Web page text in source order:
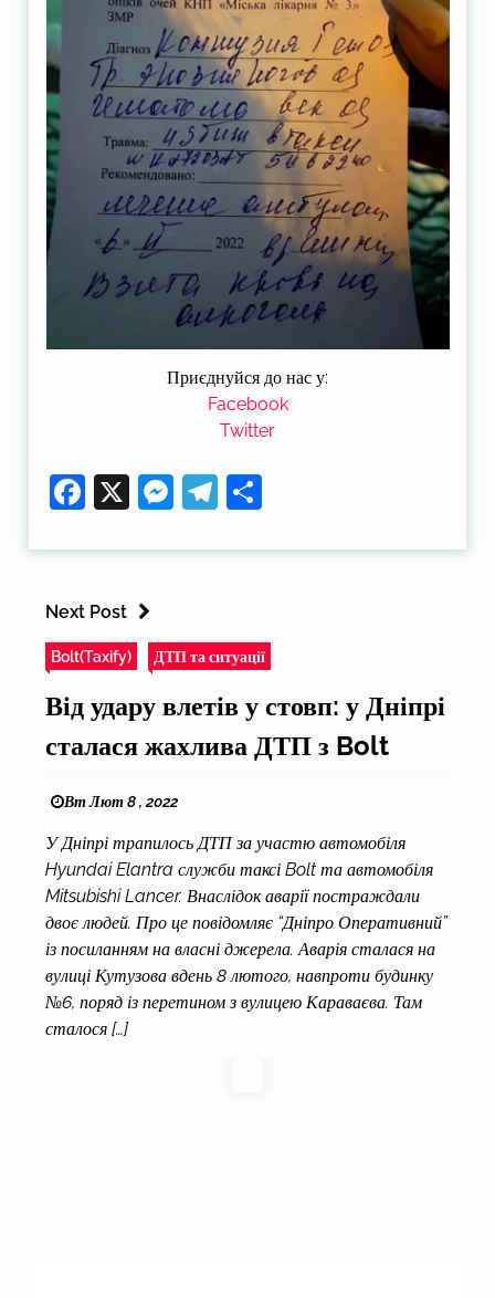
Facebook
X Messenger
Telegram
Приєднуйся до нас у:
Facebook
Twitter
Next Post
Bolt(Taxify) ДТП та ситуації
Від удару влетів у стовп: у Дніпрі
сталася жахлива ДТП з Bolt
Вт Лют 8 , 2022
У Дніпрі трапилось ДТП за участю автомобіля
Hyundai Elantra служби таксі Bolt та автомобіля
Mitsubishi Lancer. Внаслідок аварії постраждали
двоє людей. Про це повідомляє “Дніпро Оперативний”
із посиланням на власні джерела. Аварія сталася на
вулиці Кутузова вдень 8 лютого, навпроти будинку
№6, поряд із перетином з вулицею Караваєва. Там
сталося […]